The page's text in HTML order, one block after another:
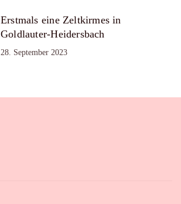
Erstmals eine Zeltkirmes in
Goldlauter-Heidersbach
28. September 2023